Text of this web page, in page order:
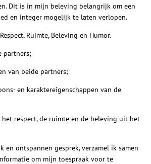
Dit is in mijn beleving belangrijk om een
en integer mogelijk te laten verlopen.
Ruimte, Beleving en Humor.
partners;
van beide partners;
en karaktereigenschappen van de
respect, de ruimte en de beleving uit het
en ontspannen gesprek, verzamel ik samen
om mijn toespraak voor te